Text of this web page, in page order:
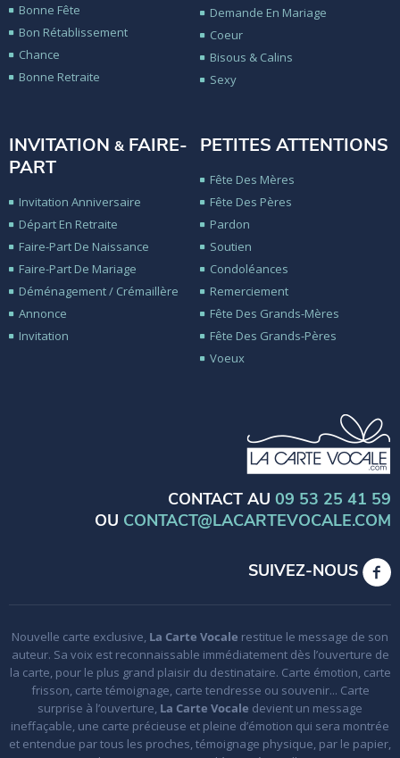
Bonne Fête
Bon Rétablissement
Chance
Bonne Retraite
Demande En Mariage
Coeur
Bisous & Calins
Sexy
INVITATION &FAIRE-
PART
Invitation Anniversaire
Départ En Retraite
Faire-Part De Naissance
Faire-Part De Mariage
Déménagement / Crémaillère
Annonce
Invitation
PETITES ATTENTIONS
Fête Des Mères
Fête Des Pères
Pardon
Soutien
Condoléances
Remerciement
Fête Des Grands-Mères
Fête Des Grands-Pères
Voeux
CONTACT AU 09 53 25 41 59
OU CONTACT@LACARTEVOCALE.COM
SUIVEZ-NOUS
Nouvelle carte exclusive, La Carte Vocale restitue le message de son
auteur. Sa voix est reconnaissable immédiatement dès l’ouverture de
la carte, pour le plus grand plaisir du destinataire. Carte émotion, carte
frisson, carte témoignage, carte tendresse ou souvenir... Carte
surprise à l’ouverture, La Carte Vocale devient un message
ineffaçable, une carte précieuse et pleine d’émotion qui sera montrée
et entendue par tous les proches, témoignage physique, par le papier,